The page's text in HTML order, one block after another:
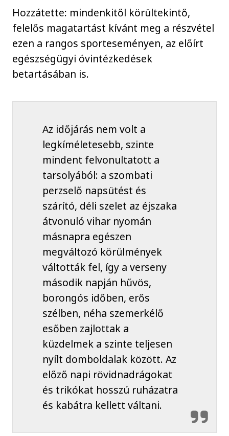
Hozzátette: mindenkitől körültekintő,
felelős magatartást kívánt meg a részvétel
ezen a rangos sporteseményen, az előírt
egészségügyi óvintézkedések
betartásában is.
Az időjárás nem volt a
legkíméletesebb, szinte
mindent felvonultatott a
tarsolyából: a szombati
perzselő napsütést és
szárító, déli szelet az éjszaka
átvonuló vihar nyomán
másnapra egészen
megváltozó körülmények
váltották fel, így a verseny
második napján hűvös,
borongós időben, erős
szélben, néha szemerkélő
esőben zajlottak a
küzdelmek a szinte teljesen
nyílt domboldalak között. Az
előző napi rövidnadrágokat
és trikókat hosszú ruházatra
és kabátra kellett váltani.